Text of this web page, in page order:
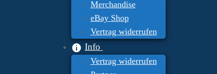
Merchandise
eBay Shop
Vertrag widerrufen
Info
Vertrag widerrufen